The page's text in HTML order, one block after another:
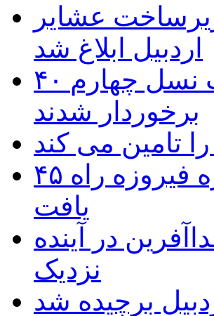
زیرساخت عشایر
اردبیل ابلاغ شد
۴۰ روستای شهرستان گِرمی از اینترنت نسل چهارم
برخوردار شدند
۴۵ اثر هنرمندان اردبیلی به غربالگری جشنواره فیروزه راه
یافت
در آینده
نزدیک